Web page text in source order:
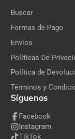
Buscar
Formas de Pago
Envíos
Políticas De
Política de
Términos y
Síguenos
Facebook
Instagram
TikTok